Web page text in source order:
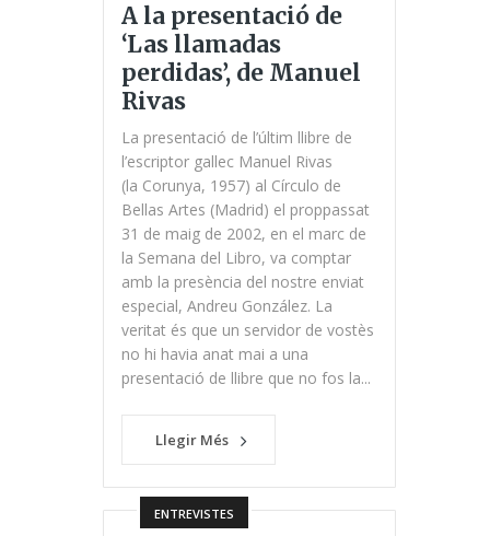
A la presentació de
‘Las llamadas
perdidas’, de Manuel
Rivas
La presentació de l’últim llibre de
l’escriptor gallec Manuel Rivas
(la Corunya, 1957) al Círculo de
Bellas Artes (Madrid) el proppassat
31 de maig de 2002, en el marc de
la Semana del Libro, va comptar
amb la presència del nostre enviat
especial, Andreu González. La
veritat és que un servidor de vostès
no hi havia anat mai a una
presentació de llibre que no fos la...
Llegir Més
ENTREVISTES